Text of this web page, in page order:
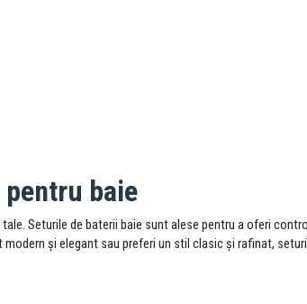
baie
Seturile de baterii baie sunt alese pentru a oferi
și elegant sau preferi un stil clasic și rafinat,